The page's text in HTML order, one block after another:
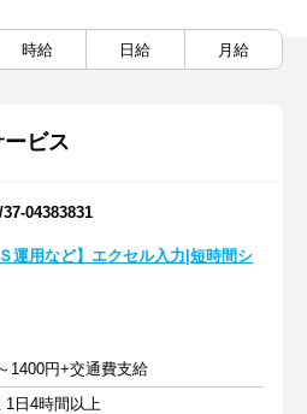
時給 日給 月給
ビス
04383831
Ｓ運用など】エクセル入力|短時間シ
1400円+交通費支給
1日4時間以上